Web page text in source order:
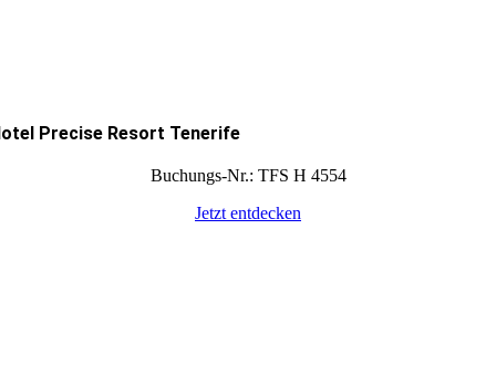
Precise Resort Tenerife
Buchungs-Nr.: TFS H 4554
Jetzt entdecken